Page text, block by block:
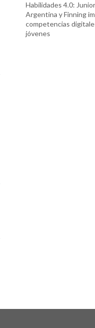
Habilidades 4.0:
Argentina y Finning
competencias
jóvenes